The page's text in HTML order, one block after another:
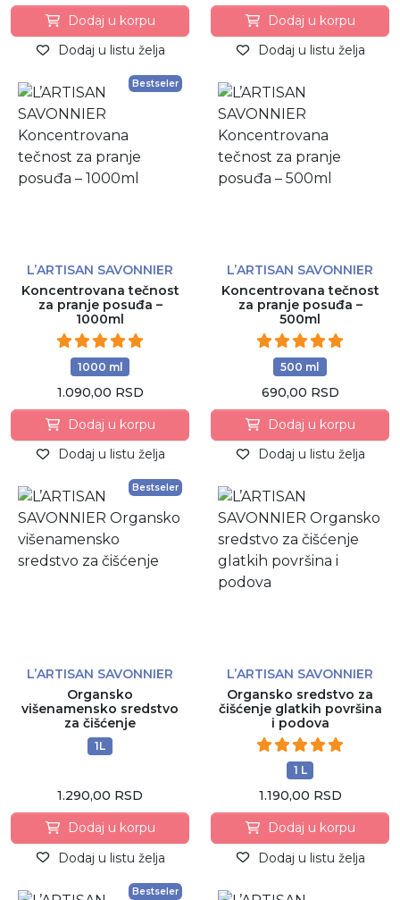
Dodaj u korpu
Dodaj u listu želja
Dodaj u korpu
Dodaj u listu želja
Bestseler
L’ARTISAN SAVONNIER
Koncentrovana tečnost
za pranje posuđa –
1000ml
1000 ml
1.090,00 RSD
Dodaj u korpu
Dodaj u listu želja
L’ARTISAN SAVONNIER
Koncentrovana tečnost
za pranje posuđa –
500ml
500 ml
690,00 RSD
Dodaj u korpu
Dodaj u listu želja
Bestseler
L’ARTISAN SAVONNIER
Organsko
višenamensko sredstvo
za čišćenje
1L
1.290,00 RSD
Dodaj u korpu
Dodaj u listu želja
L’ARTISAN SAVONNIER
Organsko sredstvo za
čišćenje glatkih površina
i podova
1 L
1.190,00 RSD
Dodaj u korpu
Dodaj u listu želja
Bestseler